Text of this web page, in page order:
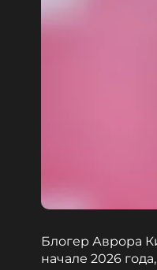
Блогер Аврора
начале 2026